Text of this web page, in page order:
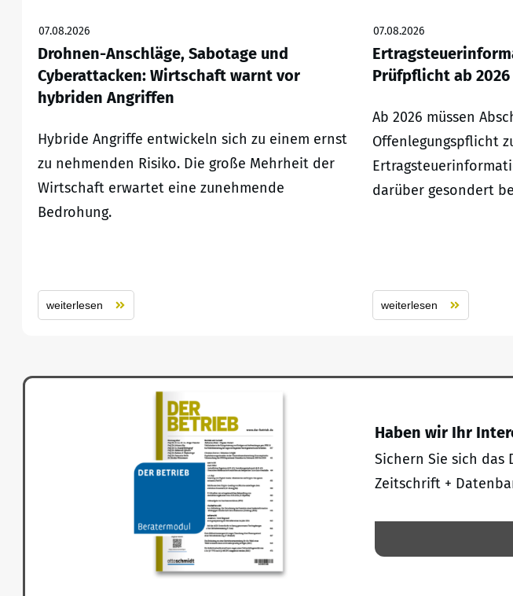
07.08.2026
Drohnen-Anschläge, Sabotage und
Cyberattacken: Wirtschaft warnt vor
hybriden Angriffen
Hybride Angriffe entwickeln sich zu einem ernst
zu nehmenden Risiko. Die große Mehrheit der
Wirtschaft erwartet eine zunehmende
Bedrohung.
weiterlesen
07.08.2026
Prüfpflicht ab 2026
Ab 2026 müssen
Offenlegungspflicht
darüber gesondert
weiterlesen
Haben wir Ihr
Sichern Sie sich das
Zeitschrift +